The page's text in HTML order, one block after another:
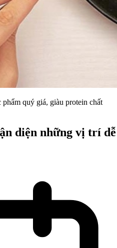
quý giá, giàu protein chất
diện những vị trí dễ